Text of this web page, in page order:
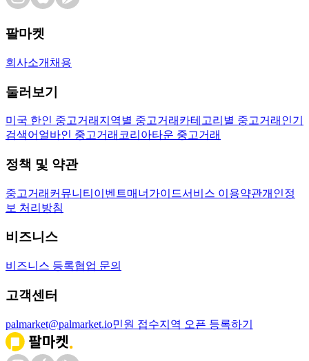
팔마켓
회사소개 채용
둘러보기
미국 한인 중고거래 지역별 중고거래 카테고리별 중고거래 인기
검색어 얼바인 중고거래 코리아타운 중고거래
정책 및 약관
중고거래 커뮤니티 이벤트매너가이드서비스 이용약관개인정
보 처리방침
비즈니스
비즈니스 등록협업 문의
고객센터
palmarket@palmarket.io민원 접수지역 오픈 등록하기